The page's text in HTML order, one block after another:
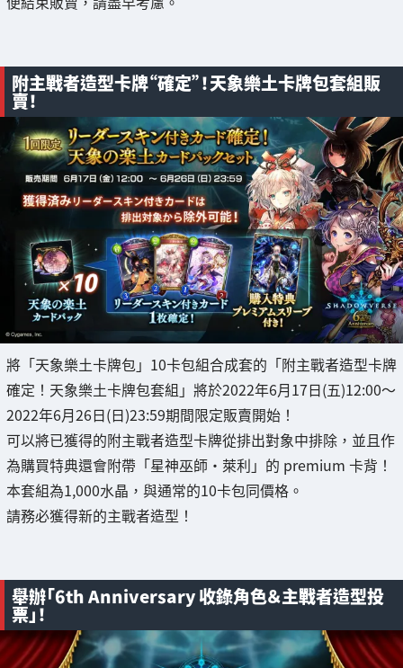
附主戰者造型卡牌“確定”！天象樂土卡牌包套組販
賣！
將「天象樂土卡牌包」10卡包組合成套的「附主戰者造型卡牌
確定！天象樂土卡牌包套組」將於2022年6月17日(五)12:00～
2022年6月26日(日)23:59期間限定販賣開始！
可以將已獲得的附主戰者造型卡牌從排出對象中排除，並且作
為購買特典還會附帶「星神巫師・萊利」的 premium 卡背！
本套組為1,000水晶，與通常的10卡包同價格。
請務必獲得新的主戰者造型！
舉辦「6th Anniversary 收錄角色＆主戰者造型投
票」！